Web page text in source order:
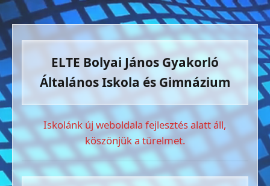
ELTE Bolyai János Gyakorló
Általános Iskola és Gimnázium
Iskolánk új weboldala fejlesztés alatt áll,
köszönjük a türelmet.